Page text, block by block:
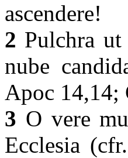
ascendere!
2 Pulchra
nube
Apoc 14,14;
3 O vere
Ecclesia